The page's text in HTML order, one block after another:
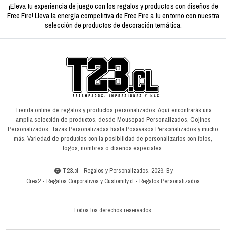
¡Eleva tu experiencia de juego con los regalos y productos con diseños de
Free Fire! Lleva la energía competitiva de Free Fire a tu entorno con nuestra
selección de productos de decoración temática.
Tienda online de regalos y productos personalizados. Aquí encontrarás una
amplia selección de productos, desde Mousepad Personalizados, Cojines
Personalizados, Tazas Personalizadas hasta Posavasos Personalizados y mucho
más. Variedad de productos con la posibilidad de personalizarlos con fotos,
logos, nombres o diseños especiales.
T23.cl - Regalos y Personalizados. 2026. By
Crea2 - Regalos Corporativos y Customify.cl - Regalos Personalizados
Todos los derechos reservados.